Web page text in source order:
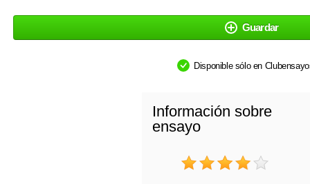
Guardar
Disponible sólo en
Información sobre
ensayo